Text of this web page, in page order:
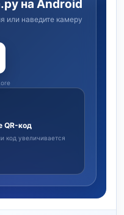
на Android
или наведите камеру
QR-код
код увеличивается